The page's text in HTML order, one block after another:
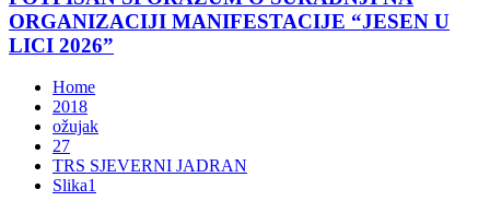
ORGANIZACIJI MANIFESTACIJE “JESEN U
LICI 2026”
Home
2018
ožujak
27
TRS SJEVERNI JADRAN
Slika1